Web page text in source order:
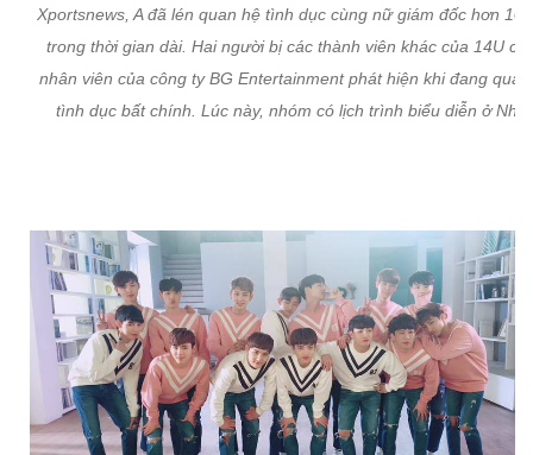
Xportsnews, A đã lén quan hệ tình dục cùng nữ giám đốc hơn 10
trong thời gian dài. Hai người bị các thành viên khác của 14U
nhân viên của công ty BG Entertainment phát hiện khi đang
tình dục bất chính. Lúc này, nhóm có lịch trình biểu diễn ở